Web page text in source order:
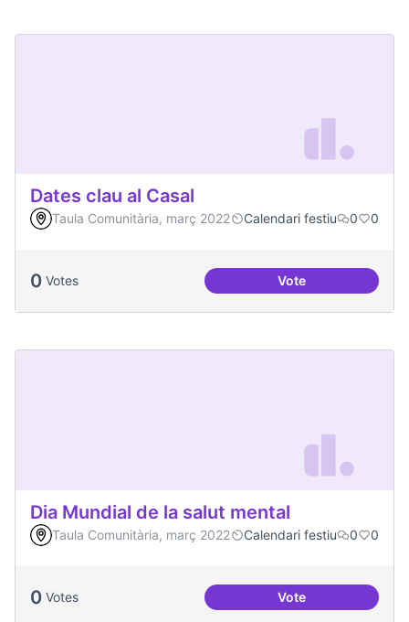
Dates clau al Casal
Taula Comunitària, març 2022 Calendari festiu 0 0
0 Votes VoteDates clau al Casal
Dia Mundial de la salut mental
Taula Comunitària, març 2022 Calendari festiu 0 0
0 Votes VoteDia Mundial de la